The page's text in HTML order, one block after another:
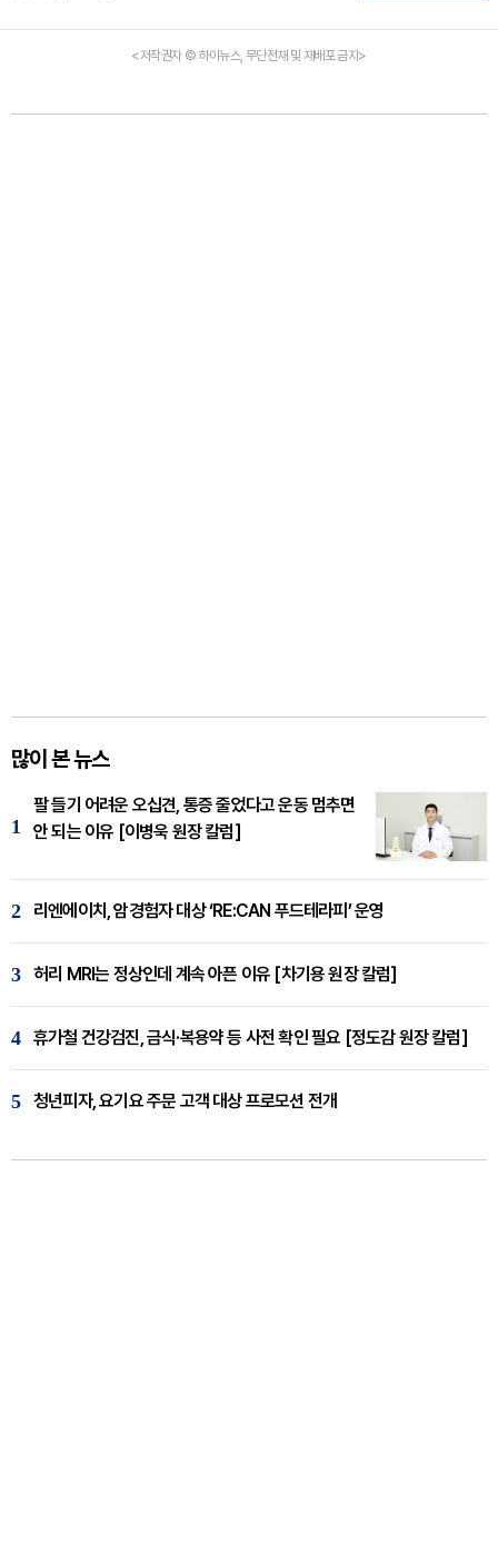
<저작권자 © 하이뉴스, 무단전재 및 재배포 금지>
많이 본 뉴스
1
팔 들기 어려운 오십견, 통증 줄었다고 운동 멈추면
안 되는 이유 [이병욱 원장 칼럼]
2 리엔에이치, 암경험자 대상 ‘RE:CAN 푸드테라피’ 운영
3 허리 MRI는 정상인데 계속 아픈 이유 [차기용 원장 칼럼]
4 휴가철 건강검진, 금식·복용약 등 사전 확인 필요 [정도감 원장 칼럼]
5 청년피자, 요기요 주문 고객 대상 프로모션 전개